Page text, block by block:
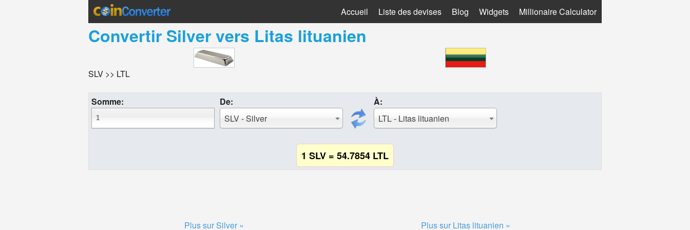
Accueil Liste des devises Blog Widgets Millionaire Calculator
Convertir Silververs Litas lituanien
SLV >> LTL
Somme:
De:
SLV - Silver
À:
LTL - Litas lituanien
1 SLV = 54.7854 LTL
Plus sur Silver » Plus sur Litas lituanien »